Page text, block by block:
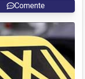
Comente